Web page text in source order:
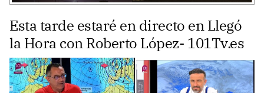
Esta tarde estaré en directo en Llegó
la Hora con Roberto López- 101Tv.es